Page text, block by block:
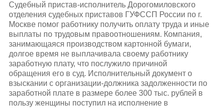
Судебный пристав-исполнитель Дорогомиловского
отделения судебных приставов ГУФССП России по г.
Москве помог работнику получить оплату труда и иные
выплаты по трудовым правоотношениям. Компания,
занимающаяся производством картонной бумаги,
долгое время не выплачивала своему работнику
заработную плату, что послужило причиной
обращения его в суд. Исполнительный документ о
взыскании с организации-должника задолженности по
заработной плате в размере более 300 тыс. рублей в
пользу женщины поступил на исполнение в